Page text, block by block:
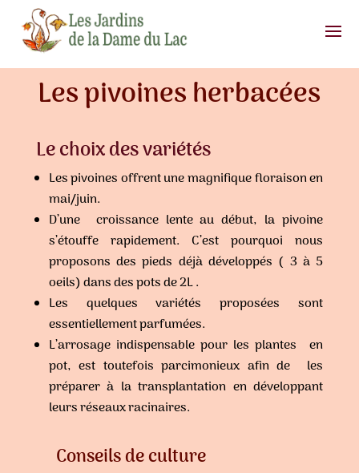
Les pivoines herbacées
Le choix des variétés
Les pivoines offrent une magnifique floraison en
mai/juin.
D’une croissance lente au début, la pivoine
s’étouffe rapidement. C’est pourquoi nous
proposons des pieds déjà développés ( 3 à 5
oeils) dans des pots de 2L .
Les quelques variétés proposées sont
essentiellement parfumées.
L’arrosage indispensable pour les plantes en
pot, est toutefois parcimonieux afin de les
préparer à la transplantation en développant
leurs réseaux racinaires.
Conseils de culture